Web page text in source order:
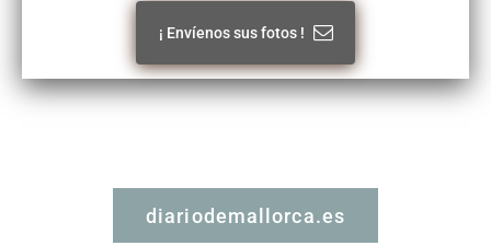
¡ Envíenos sus fotos !
diariodemallorca.es